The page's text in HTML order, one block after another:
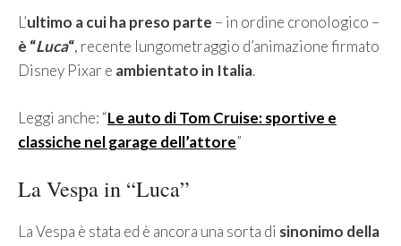
L’ultimo a cui ha preso parte – in ordine cronologico –
è “Luca“, recente lungometraggio d’animazione firmato
Disney Pixar e ambientato in Italia.
Leggi anche: “Le auto di Tom Cruise: sportive e
classiche nel garage dell’attore”
La Vespa in “Luca”
La Vespa è stata ed è ancora una sorta di sinonimo della